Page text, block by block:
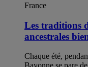
France
Les traditions
ancestrales
Chaque été,